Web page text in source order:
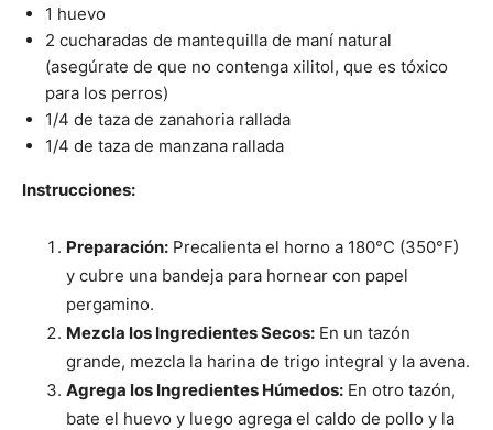
Fotos
Cachorros
1 huevo
2 cucharadas de mantequilla de maní natural
(asegúrate de que no contenga xilitol, que es tóxico
para los perros)
1/4 de taza de zanahoria rallada
1/4 de taza de manzana rallada
Instrucciones:
Preparación: Precalienta el horno a 180°C (350°F)
y cubre una bandeja para hornear con papel
pergamino.
Mezcla los Ingredientes Secos: En un tazón
grande, mezcla la harina de trigo integral y la avena.
Agrega los Ingredientes Húmedos: En otro tazón,
bate el huevo y luego agrega el caldo de pollo y la